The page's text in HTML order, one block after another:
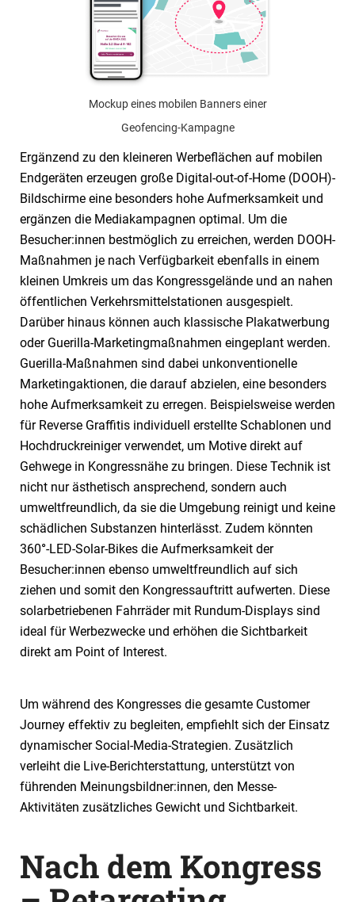
Mockup eines mobilen Banners einer
Geofencing-Kampagne
Ergänzend zu den kleineren Werbeflächen auf mobilen
Endgeräten erzeugen große Digital-out-of-Home (DOOH)-
Bildschirme eine besonders hohe Aufmerksamkeit und
ergänzen die Mediakampagnen optimal. Um die
Besucher:innen bestmöglich zu erreichen, werden DOOH-
Maßnahmen je nach Verfügbarkeit ebenfalls in einem
kleinen Umkreis um das Kongressgelände und an nahen
öffentlichen Verkehrsmittelstationen ausgespielt.
Darüber hinaus können auch klassische Plakatwerbung
oder Guerilla-Marketingmaßnahmen eingeplant werden.
Guerilla-Maßnahmen sind dabei unkonventionelle
Marketingaktionen, die darauf abzielen, eine besonders
hohe Aufmerksamkeit zu erregen. Beispielsweise werden
für Reverse Graffitis individuell erstellte Schablonen und
Hochdruckreiniger verwendet, um Motive direkt auf
Gehwege in Kongressnähe zu bringen. Diese Technik ist
nicht nur ästhetisch ansprechend, sondern auch
umweltfreundlich, da sie die Umgebung reinigt und keine
schädlichen Substanzen hinterlässt. Zudem könnten
360°-LED-Solar-Bikes die Aufmerksamkeit der
Besucher:innen ebenso umweltfreundlich auf sich
ziehen und somit den Kongressauftritt aufwerten. Diese
solarbetriebenen Fahrräder mit Rundum-Displays sind
ideal für Werbezwecke und erhöhen die Sichtbarkeit
direkt am Point of Interest.
Um während des Kongresses die gesamte Customer
Journey effektiv zu begleiten, empfiehlt sich der Einsatz
dynamischer Social-Media-Strategien. Zusätzlich
verleiht die Live-Berichterstattung, unterstützt von
führenden Meinungsbildner:innen, den Messe-
Aktivitäten zusätzliches Gewicht und Sichtbarkeit.
Nach dem Kongress